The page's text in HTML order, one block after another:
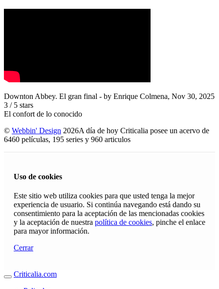
Downton Abbey. El gran final - by Enrique Colmena, Nov 30, 2025
3 / 5 stars
El confort de lo conocido
© Webbin' Design 2026A día de hoy Criticalia posee un acervo de
6460 películas, 195 series y 960 articulos
Uso de cookies
Este sitio web utiliza cookies para que usted tenga la mejor
experiencia de usuario. Si continúa navegando está dando su
consentimiento para la aceptación de las mencionadas cookies
y la aceptación de nuestra política de cookies, pinche el enlace
para mayor información.
Cerrar
Criticalia.com